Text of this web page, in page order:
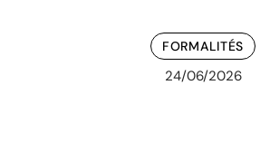
FORMALITÉS
24/06/2026